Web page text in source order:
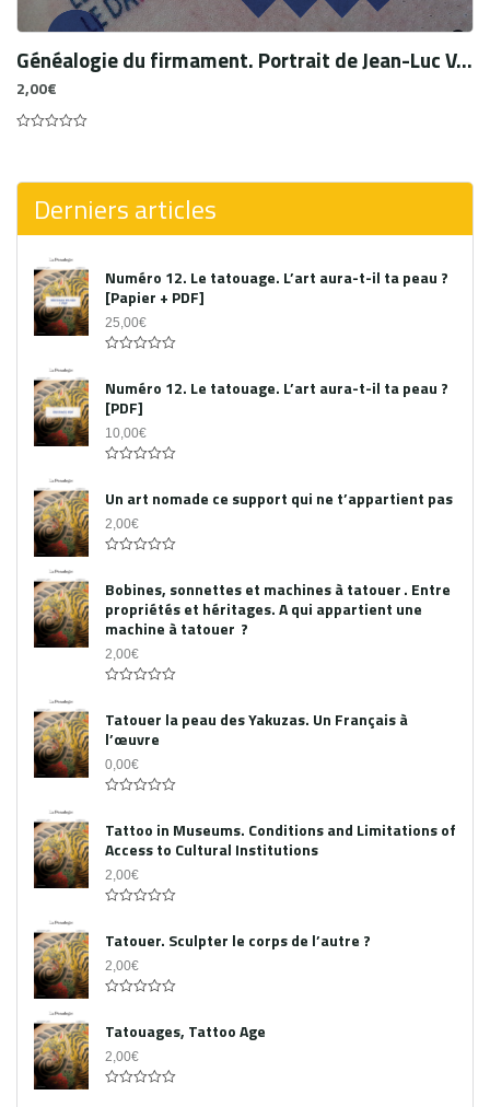
Généalogie du firmament. Portrait de Jean-Luc Verna à travers l’histoire de ses tatouages
2,00€
5
Derniers articles
Numéro 12. Le tatouage. L’art aura-t-il ta peau ?
[Papier + PDF]
25,00€
out
of
5
Numéro 12. Le tatouage. L’art aura-t-il ta peau ?
[PDF]
10,00€
out
of
5
Un art nomade ce support qui ne t’appartient pas
2,00€
out
of
5
Bobines, sonnettes et machines à tatouer . Entre
propriétés et héritages. A qui appartient une
machine à tatouer ?
2,00€
out
of
5
Tatouer la peau des Yakuzas. Un Français à
l’œuvre
0,00€
out
of
5
Tattoo in Museums. Conditions and Limitations of
Access to Cultural Institutions
2,00€
out
of
5
Tatouer. Sculpter le corps de l’autre ?
2,00€
out
of
5
Tatouages, Tattoo Age
2,00€